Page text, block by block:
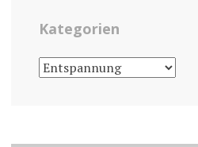
Kategorien
KATEGORIEN